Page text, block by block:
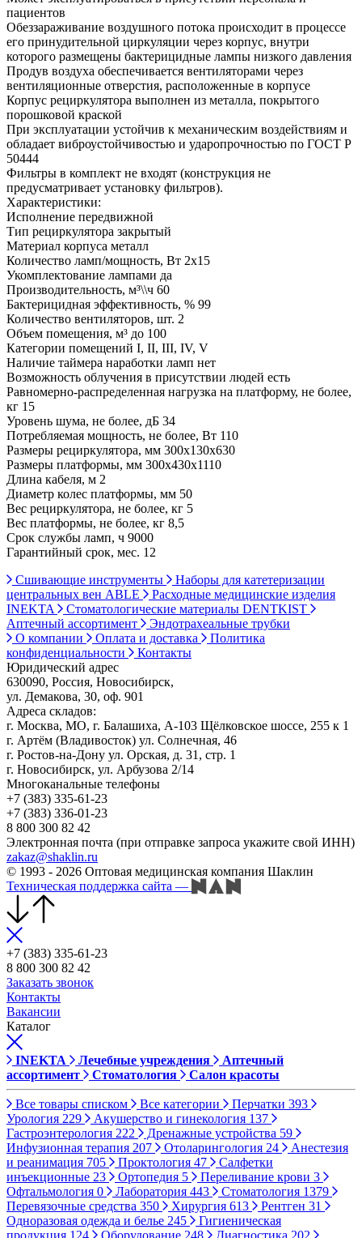
пациентов
Обеззараживание воздушного потока происходит в процессе
его принудительной циркуляции через корпус, внутри
которого размещены бактерицидные лампы низкого давления
Продув воздуха обеспечивается вентиляторами через
вентиляционные отверстия, расположенные в корпусе
Корпус рециркулятора выполнен из металла, покрытого
порошковой краской
При эксплуатации устойчив к механическим воздействиям и
обладает виброустойчивостью и ударопрочностью по ГОСТ Р
50444
Фильтры в комплект не входят (конструкция не
предусматривает установку фильтров).
Характеристики:
Исполнение передвижной
Тип рециркулятора закрытый
Материал корпуса металл
Количество ламп/мощность, Вт 2х15
Укомплектование лампами да
Производительность, м³\\ч 60
Бактерицидная эффективность, % 99
Количество вентиляторов, шт. 2
Объем помещения, м³ до 100
Категории помещений I, II, III, IV, V
Наличие таймера наработки ламп нет
Возможность облучения в присутствии людей есть
Равномерно-распределенная нагрузка на платформу, не более,
кг 15
Уровень шума, не более, дБ 34
Потребляемая мощность, не более, Вт 110
Размеры рециркулятора, мм 300х130х630
Размеры платформы, мм 300х430х1110
Длина кабеля, м 2
Диаметр колес платформы, мм 50
Вес рециркулятора, не более, кг 5
Вес платформы, не более, кг 8,5
Срок службы ламп, ч 9000
Гарантийный срок, мес. 12
Сшивающие инструменты
Наборы для катетеризации
центральных вен ABLE
Расходные медицинские изделия
INEKTA
Стоматологические материалы DENTKIST
Аптечный ассортимент
Эндотрахеальные трубки
О компании
Оплата и доставка
Политика
конфиденциальности
Контакты
Юридический адрес
630090, Россия, Новосибирск,
ул. Демакова, 30, оф. 901
Адреса складов:
г. Москва, МО, г. Балашиха, А-103 Щёлковское шоссе, 255 к 1
г. Артём (Владивосток) ул. Солнечная, 46
г. Ростов-на-Дону ул. Орская, д. 31, стр. 1
г. Новосибирск, ул. Арбузова 2/14
Многоканальные телефоны
+7 (383) 335-61-23
+7 (383) 336-01-23
8 800 300 82 42
Электронная почта (при отправке запроса укажите свой ИНН)
zakaz@shaklin.ru
© 1993 - 2026 Оптовая медицинская компания Шаклин
Техническая поддержка сайта —
+7 (383) 335-61-23
8 800 300 82 42
Заказать звонок
Контакты
Вакансии
Каталог
INEKTA Лечебные учреждения
Аптечный
ассортимент
Стоматология Салон красоты
Все товары списком Все категории Перчатки 393
Урология 229 Акушерство и гинекология 137
Гастроэнтерология 222 Дренажные устройства 59
Инфузионная терапия 207 Отоларингология 24
Анестезия
и реанимация 705 Проктология 47
Салфетки
инъекционные 23 Ортопедия 5 Переливание крови 3
Офтальмология 0 Лаборатория 443 Стоматология 1379
Перевязочные средства 350 Хирургия 613 Рентген 31
Одноразовая одежда и белье 245
Гигиеническая